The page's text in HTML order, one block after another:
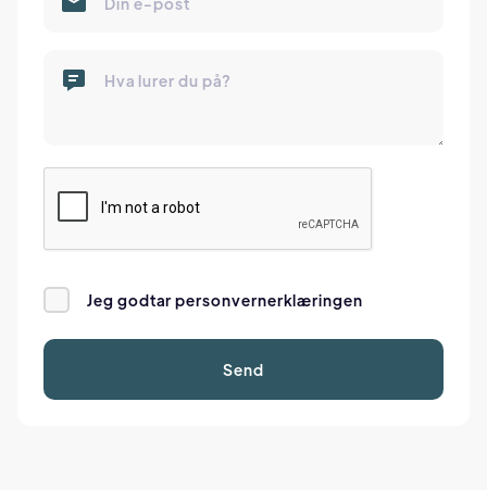
Jeg godtar personvernerklæringen